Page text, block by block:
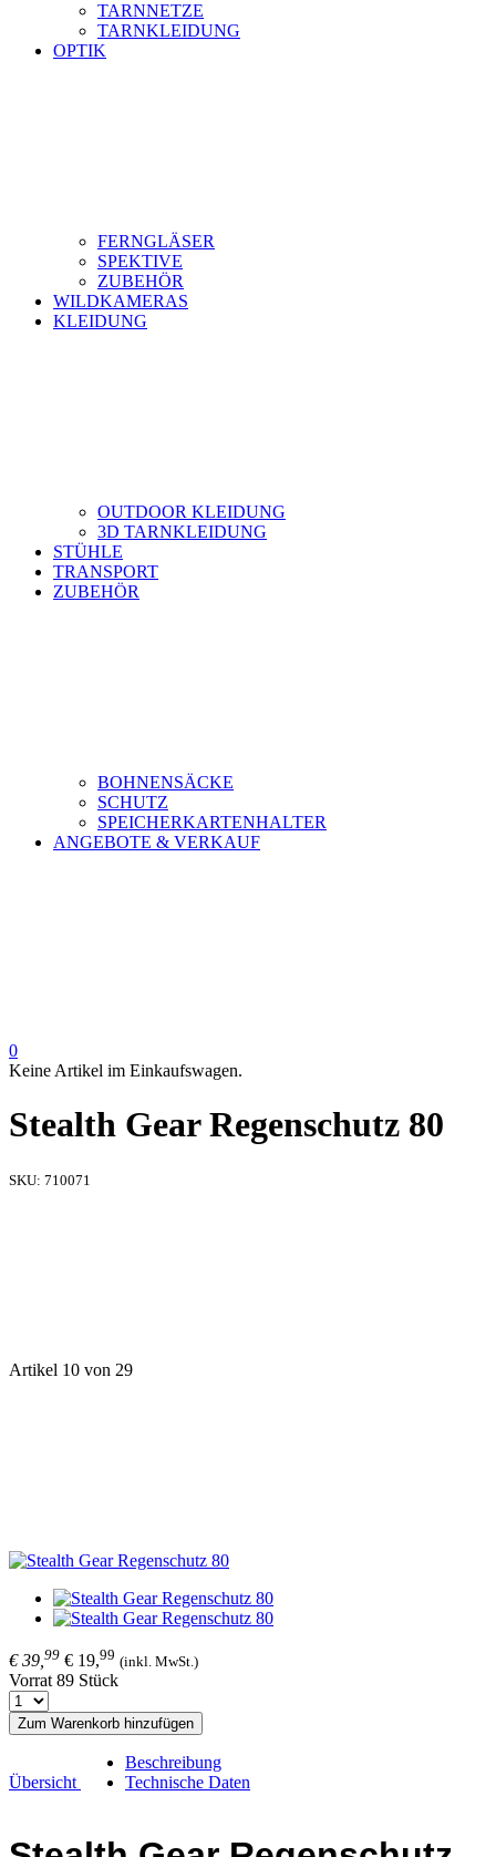
TARNNETZE
TARNKLEIDUNG
OPTIK
FERNGLÄSER
SPEKTIVE
ZUBEHÖR
WILDKAMERAS
KLEIDUNG
OUTDOOR KLEIDUNG
3D TARNKLEIDUNG
STÜHLE
TRANSPORT
ZUBEHÖR
BOHNENSÄCKE
SCHUTZ
SPEICHERKARTENHALTER
ANGEBOTE & VERKAUF
0
Keine Artikel im Einkaufswagen.
Stealth Gear Regenschutz 80
SKU: 710071
Artikel 10 von 29
€ 39, 99 € 19,99 (inkl. MwSt.)
Vorrat 89 Stück
Zum Warenkorb hinzufügen
Übersicht
Beschreibung
Technische Daten